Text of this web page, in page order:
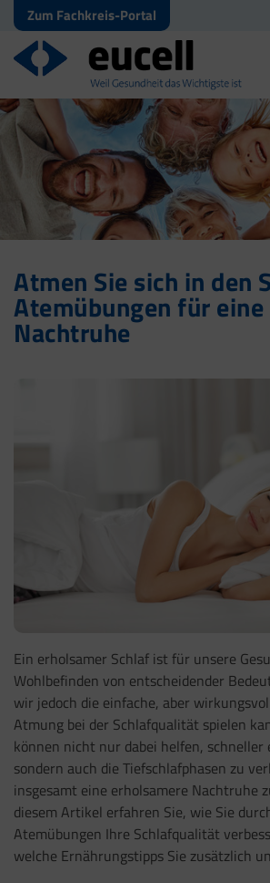
Zum Fachkreis-Portal
Atmen Sie sich in den
Atemübungen für eine
Nachtruhe
Ein erholsamer Schlaf ist für unsere
Wohlbefinden von entscheidender
wir jedoch die einfache, aber
Atmung bei der Schlafqualität spielen
können nicht nur dabei helfen, schneller
sondern auch die Tiefschlafphasen zu
insgesamt eine erholsamere Nachtruhe
diesem Artikel erfahren Sie, wie Sie
Atemübungen Ihre Schlafqualität
welche Ernährungstipps Sie zusätzlich